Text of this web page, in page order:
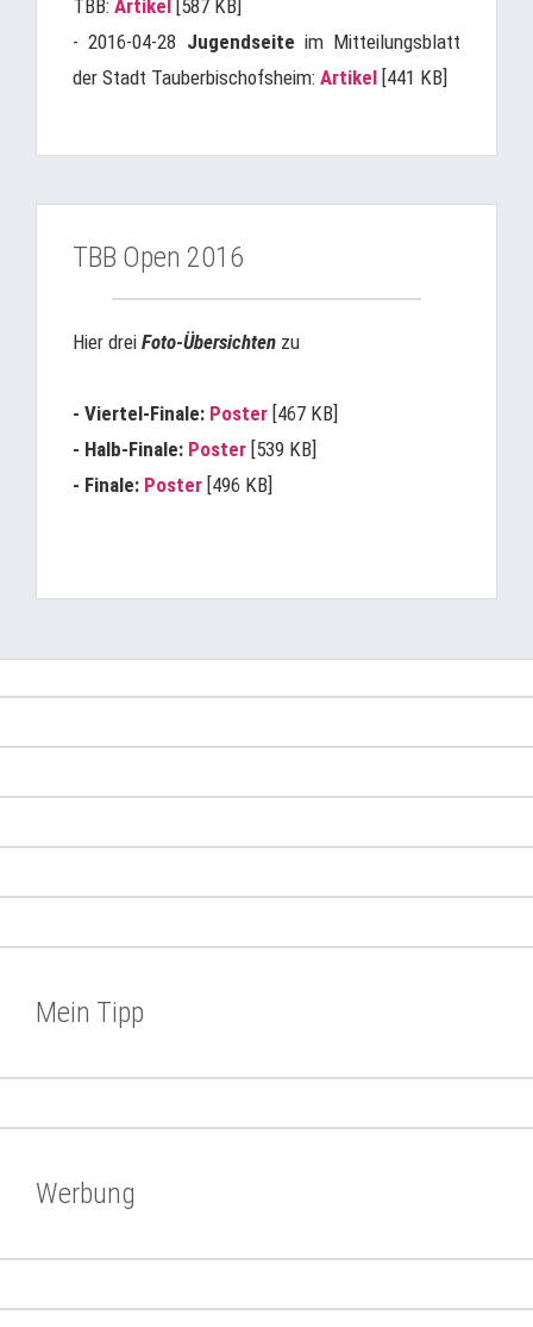
TBB: Artikel
[587 KB]
- 2016-04-28 Jugendseite im Mitteilungsblatt
der Stadt Tauberbischofsheim: Artikel [441 KB]
TBB Open 2016
Hier drei Foto-Übersichten zu
- Viertel-Finale: Poster [467 KB]
- Halb-Finale: Poster [539 KB]
- Finale: Poster [496 KB]
Mein Tipp
Werbung